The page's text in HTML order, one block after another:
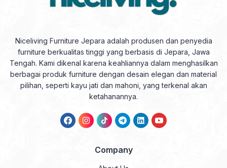
Niceliving Furniture Jepara adalah produsen dan penyedia
furniture berkualitas tinggi yang berbasis di Jepara, Jawa
Tengah. Kami dikenal karena keahliannya dalam menghasilkan
berbagai produk furniture dengan desain elegan dan material
pilihan, seperti kayu jati dan mahoni, yang terkenal akan
ketahanannya.
Company